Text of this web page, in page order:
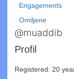
Engagements
Omiljene
@muaddib
Profil
Registered: 20